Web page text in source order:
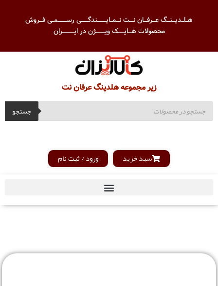
هــلــدیـــنـــگ عـــرفـــان نــــت نـــمــایـــــــــندگـــــــی رســـــــــمــی فـــروش
محصولات هـــایــــــک ویـــــــــژن در ایــــــــــــران
زیر مجموعه هلدینگ عرفان نت
جستجو
سبد خرید ورود / ثبت نام